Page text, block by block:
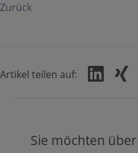
Zurück
Artikel teilen auf:
Sie möchten